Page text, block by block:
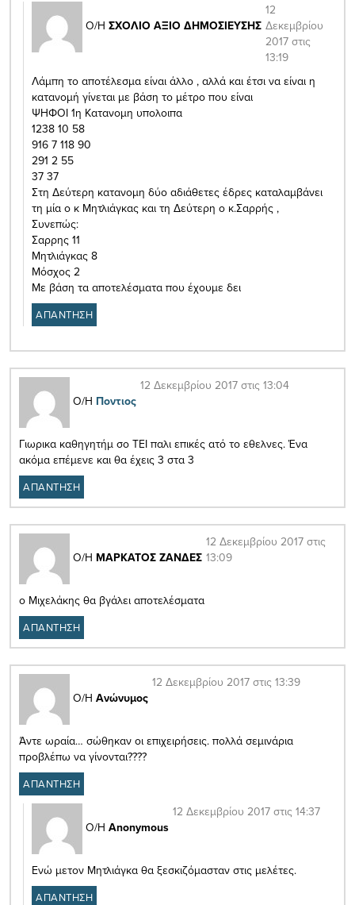
Ο/Η ΣΧΟΛΙΟ ΑΞΙΟ ΔΗΜΟΣΙΕΥΣΗΣ
12
Δεκεμβρίου
2017 στις
13:19
Λάμπη το αποτέλεσμα είναι άλλο , αλλά και έτσι να είναι η
κατανομή γίνεται με βάση το μέτρο που είναι
ΨΗΦΟΙ 1η Κατανομη υπολοιπα
1238 10 58
916 7 118 90
291 2 55
37 37
Στη Δεύτερη κατανομη δύο αδιάθετες έδρες καταλαμβάνει
τη μία ο κ Μητλιάγκας και τη Δεύτερη ο κ.Σαρρής ,
Συνεπώς:
Σαρρης 11
Μητλιάγκας 8
Μόσχος 2
Με βάση τα αποτελέσματα που έχουμε δει
ΑΠΑΝΤΗΣΗ
Ο/Η Ποντιος
12 Δεκεμβρίου 2017 στις 13:04
Γιωρικα καθηγητήμ σο ΤΕΙ παλι επικές ατό το εθελνες. Ένα
ακόμα επέμενε και θα έχεις 3 στα 3
ΑΠΑΝΤΗΣΗ
Ο/Η ΜΑΡΚΑΤΟΣ ΖΑΝΔΕΣ
12 Δεκεμβρίου 2017 στις
13:09
ο Μιχελάκης θα βγάλει αποτελέσματα
ΑΠΑΝΤΗΣΗ
Ο/Η Ανώνυμος
12 Δεκεμβρίου 2017 στις 13:39
Άντε ωραία… σώθηκαν οι επιχειρήσεις. πολλά σεμινάρια
προβλέπω να γίνονται????
ΑΠΑΝΤΗΣΗ
Ο/Η Anonymous
12 Δεκεμβρίου 2017 στις 14:37
Ενώ μετον Μητλιάγκα θα ξεσκιζόμασταν στις μελέτες.
ΑΠΑΝΤΗΣΗ